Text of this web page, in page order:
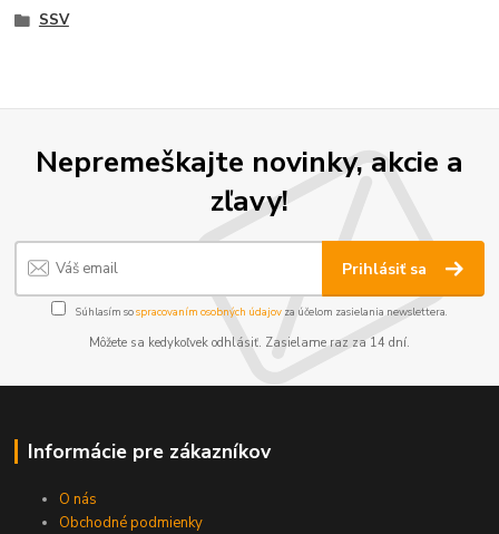
SSV
Nepremeškajte novinky, akcie a
zľavy!
Prihlásiť sa
Súhlasím sospracovaním osobných údajov za účelom zasielania newslettera.
Môžete sa kedykoľvek odhlásiť. Zasielame raz za 14 dní.
Informácie pre zákazníkov
O nás
Obchodné podmienky